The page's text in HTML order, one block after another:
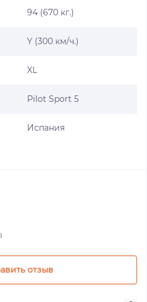
94 (670 кг.)
Y (300 км/ч.)
XL
Pilot Sport 5
Испания
отзыв